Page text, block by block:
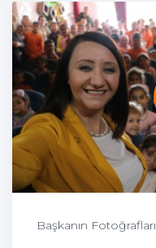
Başkanın Fotoğrafları